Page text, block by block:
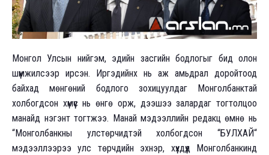
Монгол Улсын нийгэм, эдийн засгийн бодлогыг бид олон
шүүмжилсээр ирсэн. Иргэдийнх нь аж амьдрал доройтоод
байхад мөнгөний бодлого зохицуулдаг Монголбанктай
холбогдсон хүмүүс нь өнгө орж, дээшээ залардаг тогтолцоо
манайд нэгэнт тогтжээ. Манай мэдээллийн редакц өмнө нь
“Монголбанкны улстөрчидтэй холбогдсон “БУЛХАЙ“
мэдээллээрээ улс төрчдийн эхнэр, хүүхдүүд Монголбанкинд